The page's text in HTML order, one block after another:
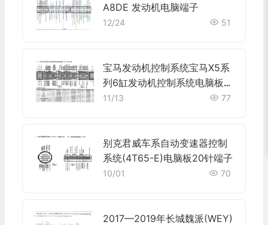
A8DE 发动机电脑端子
12/24 51
宝马发动机控制系统宝马X5系
列6缸发动机控制系统电脑板9
+24+52+40+9针端子
11/13 77
别克君威车系自动变速器控制
系统(4T65-E)电脑板20针端子
10/01 70
2017—2019年长城魏派(WEY)